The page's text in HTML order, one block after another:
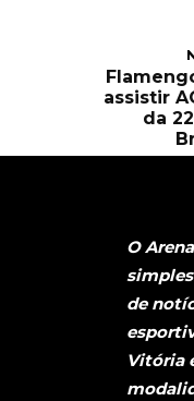
assistir
da
O
de
Vitória